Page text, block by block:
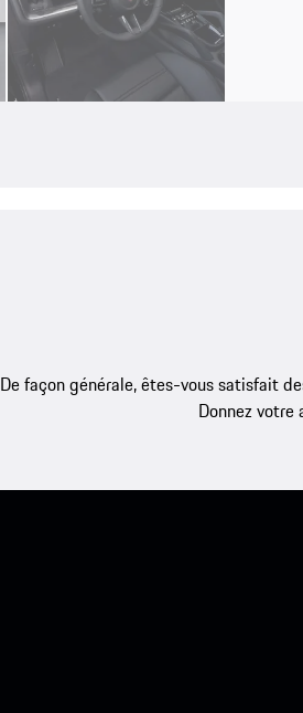
De façon générale, êtes-vous satisfait
Donnez